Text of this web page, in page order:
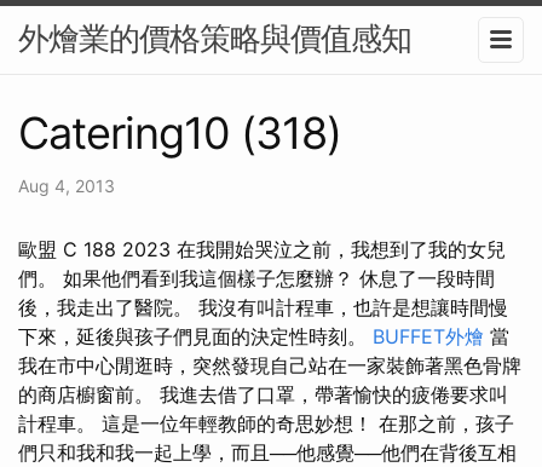
外燴業的價格策略與價值感知
Catering10 (318)
Aug 4, 2013
歐盟 C 188 2023 在我開始哭泣之前，我想到了我的女兒
們。 如果他們看到我這個樣子怎麼辦？ 休息了一段時間
後，我走出了醫院。 我沒有叫計程車，也許是想讓時間慢
下來，延後與孩子們見面的決定性時刻。 BUFFET外燴 當
我在市中心閒逛時，突然發現自己站在一家裝飾著黑色骨牌
的商店櫥窗前。 我進去借了口罩，帶著愉快的疲倦要求叫
計程車。 這是一位年輕教師的奇思妙想！ 在那之前，孩子
們只和我和我一起上學，而且──他感覺──他們在背後互相